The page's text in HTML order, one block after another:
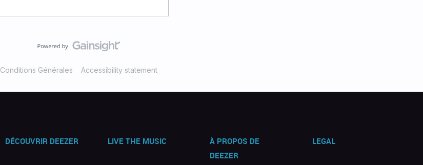
Conditions Générales Accessibility statement
DÉCOUVRIR DEEZER LIVE THE MUSIC
À PROPOS DE
DEEZER
LEGAL